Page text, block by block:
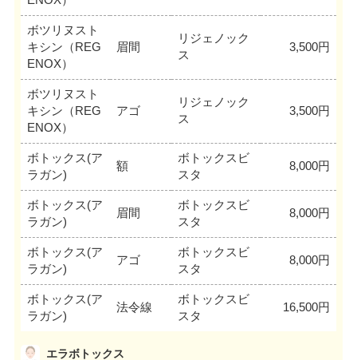
ボツリヌスト
キシン（REG
ENOX）
眉間
リジェノック
ス
3,500円
ボツリヌスト
キシン（REG
ENOX）
アゴ
リジェノック
ス
3,500円
ボトックス(ア
ラガン)
額
ボトックスビ
スタ
8,000円
ボトックス(ア
ラガン)
眉間
ボトックスビ
スタ
8,000円
ボトックス(ア
ラガン)
アゴ
ボトックスビ
スタ
8,000円
ボトックス(ア
ラガン)
法令線
ボトックスビ
スタ
16,500円
エラボトックス